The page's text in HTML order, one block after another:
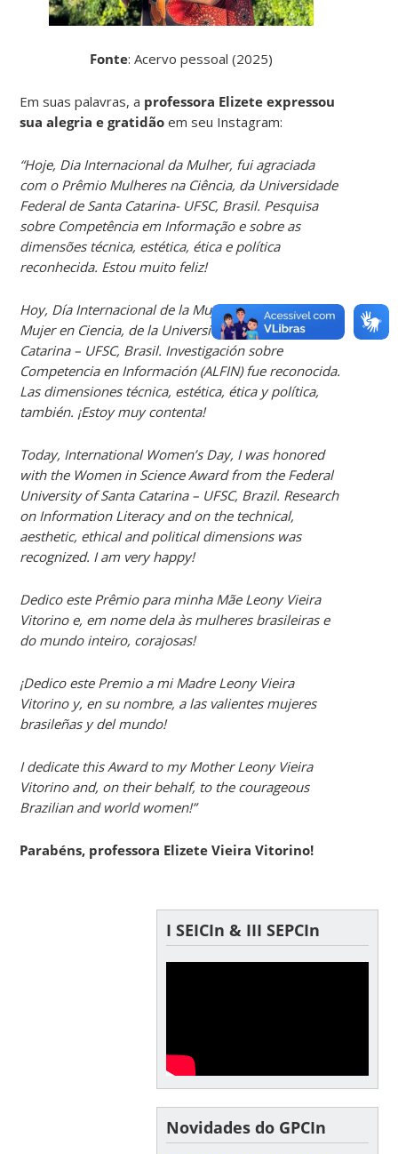
Fonte: Acervo pessoal (2025)
Em suas palavras, a professora Elizete expressou
sua alegria e gratidão em seu Instagram:
“Hoje, Dia Internacional da Mulher, fui agraciada
com o Prêmio Mulheres na Ciência, da Universidade
Federal de Santa Catarina- UFSC, Brasil. Pesquisa
sobre Competência em Informação e sobre as
dimensões técnica, estética, ética e política
reconhecida. Estou muito feliz!
Hoy, Día Internacional de la Mujer, recibí el Premio
Mujer en Ciencia, de la Universidad Federal de Santa
Catarina – UFSC, Brasil. Investigación sobre
Competencia en Información (ALFIN) fue reconocida.
Las dimensiones técnica, estética, ética y política,
también. ¡Estoy muy contenta!
Today, International Women’s Day, I was honored
with the Women in Science Award from the Federal
University of Santa Catarina – UFSC, Brazil. Research
on Information Literacy and on the technical,
aesthetic, ethical and political dimensions was
recognized. I am very happy!
Dedico este Prêmio para minha Mãe Leony Vieira
Vitorino e, em nome dela às mulheres brasileiras e
do mundo inteiro, corajosas!
¡Dedico este Premio a mi Madre Leony Vieira
Vitorino y, en su nombre, a las valientes mujeres
brasileñas y del mundo!
I dedicate this Award to my Mother Leony Vieira
Vitorino and, on their behalf, to the courageous
Brazilian and world women!”
Parabéns, professora Elizete Vieira Vitorino!
I SEICIn & III SEPCIn
Novidades do GPCIn